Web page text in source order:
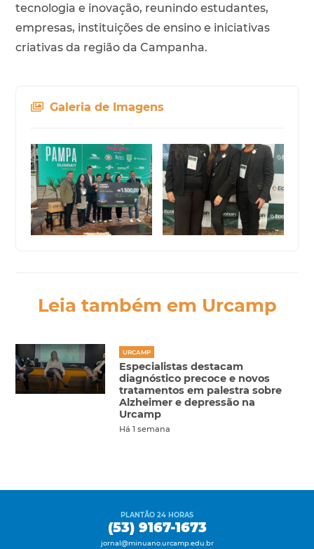
tecnologia e inovação, reunindo estudantes,
empresas, instituições de ensino e iniciativas
criativas da região da Campanha.
Galeria de Imagens
Leia também em Urcamp
URCAMP
Especialistas destacam
diagnóstico precoce e novos
tratamentos em palestra sobre
Alzheimer e depressão na
Urcamp
Há 1 semana
PLANTÃO 24 HORAS
(53) 9167-1673
jornal@minuano.urcamp.edu.br